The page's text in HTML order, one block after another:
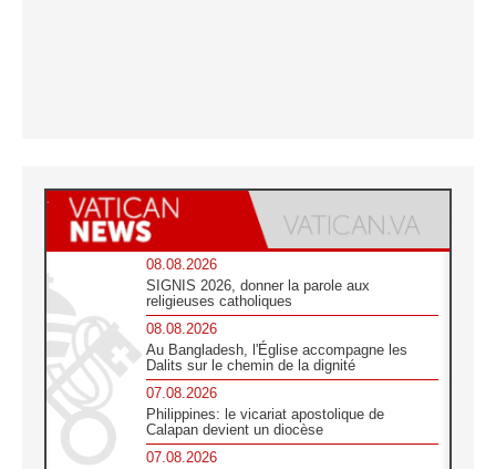
08.08.2026
SIGNIS 2026, donner la parole aux
religieuses catholiques
08.08.2026
Au Bangladesh, l'Église accompagne les
Dalits sur le chemin de la dignité
07.08.2026
Philippines: le vicariat apostolique de
Calapan devient un diocèse
07.08.2026